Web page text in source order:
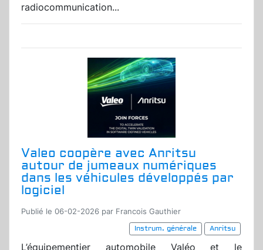
radiocommunication...
Valeo coopère avec Anritsu
autour de jumeaux numériques
dans les véhicules développés par
logiciel
Publié le 06-02-2026 par Francois Gauthier
Instrum. générale
Anritsu
L’équipementier automobile Valéo et le